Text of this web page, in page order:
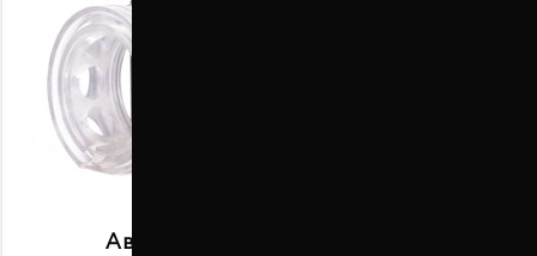
Автобаферы размер K задние